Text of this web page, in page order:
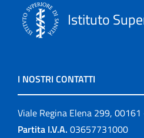
Istituto
I NOSTRI CONTATTI
Viale Regina Elena 299, 00161
Partita I.V.A. 03657731000